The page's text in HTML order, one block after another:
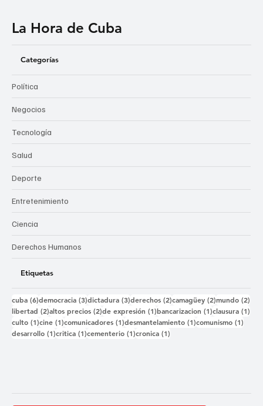
La Hora de Cuba
Categorías
Política
Negocios
Tecnología
Salud
Deporte
Entretenimiento
Ciencia
Derechos Humanos
Etiquetas
cuba (6)6 entradas
democracia (3)3 entradas
dictadura (3)3 entradas
derechos (2)2 entradas
camagüey (2)2 entradas
mundo (2)
libertad (2)2 entradas
altos precios (2)2 entradas
de expresión (1)1 entrada
bancarizacion (1)1 entrada
clausura (1)
culto (1)1 entrada
cine (1)1 entrada
comunicadores (1)1 entrada
desmantelamiento (1)1 entrada
comunismo (1)
desarrollo (1)1 entrada
critica (1)1 entrada
cementerio (1)1 entrada
cronica (1)